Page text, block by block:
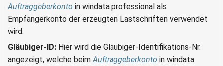
Auftraggeberkonto in windata professional als
Empfängerkonto der erzeugten Lastschriften verwendet
wird.
Gläubiger-ID: Hier wird die Gläubiger-Identifikations-Nr.
angezeigt, welche beimAuftraggeberkonto in windata